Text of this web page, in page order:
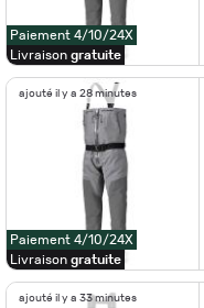
Paiement 4/10/24X
Livraison gratuite
ajouté il y a 28 minutes
Paiement 4/10/24X
Livraison gratuite
ajouté il y a 33 minutes